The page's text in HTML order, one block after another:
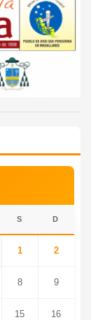
S D
1 2
8 9
15 16